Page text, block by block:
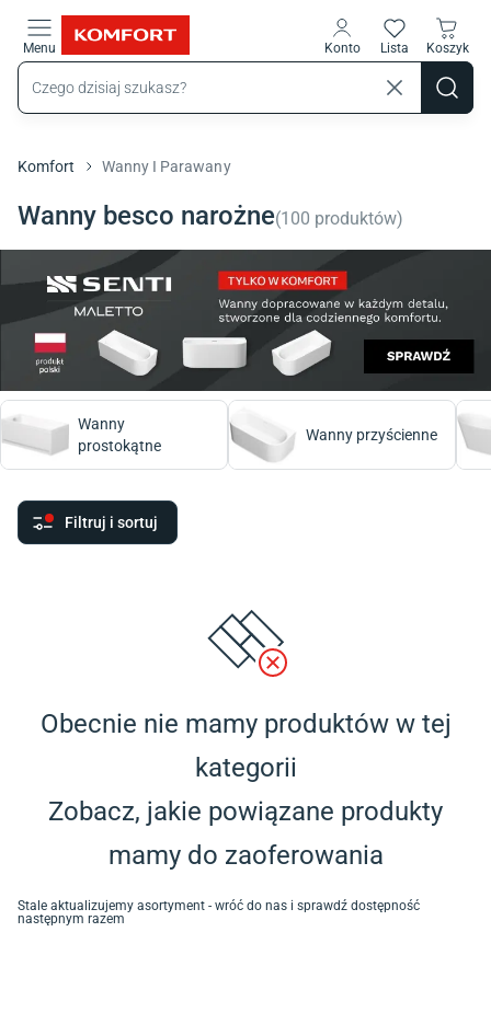
Menu Konto Lista Koszyk
Komfort Wanny I Parawany
Wanny besco narożne(100 produktów)
Wanny
prostokątne
Wanny przyścienne
Filtruj i sortuj
Obecnie nie mamy produktów w tej
kategorii
Zobacz, jakie powiązane produkty
mamy do zaoferowania
Stale aktualizujemy asortyment - wróć do nas i sprawdź dostępność
następnym razem